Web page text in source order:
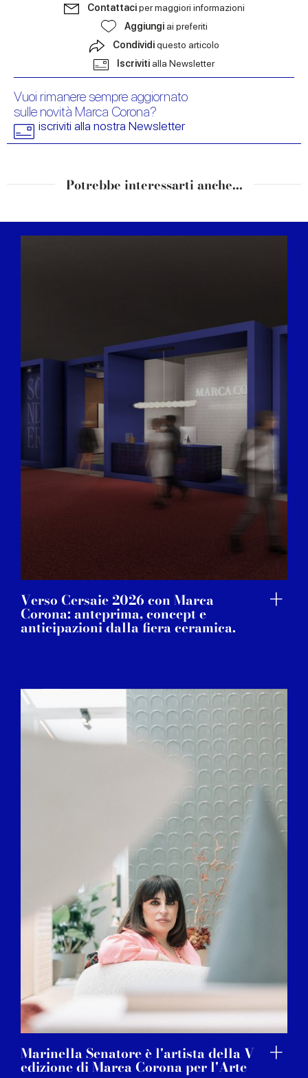
Contattaciper maggiori informazioni
Aggiungi ai preferiti
Condividiquesto articolo
Iscriviti alla Newsletter
Vuoi rimanere sempre aggiornato
sulle novità Marca Corona?
iscriviti alla nostra Newsletter
Potrebbe interessarti anche...
Verso Cersaie 2026 con Marca
Corona: anteprima, concept e
anticipazioni dalla fiera ceramica.
Marinella Senatore è l'artista della V
edizione di Marca Corona per l'Arte